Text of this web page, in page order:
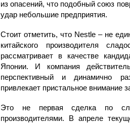
из опасений, что подобный союз
удар небольшие предприятия.
Стоит отметить, что Nestle – не
китайского производителя
рассматривает в качестве
Японии. И компания
перспективный и динамично
привлекает пристальное внимание
Это не первая сделка по
производителями. В апреле